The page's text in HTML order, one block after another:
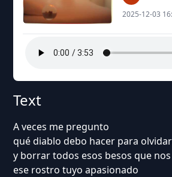
2025-12-03
Text
A veces me pregunto
qué diablo debo hacer para
y borrar todos esos besos que
ese rostro tuyo apasionado